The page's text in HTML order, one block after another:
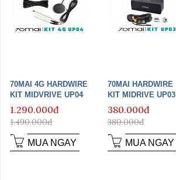
70MAI 4G HARDWIRE
KIT MIDVRIVE UP04
1.290.000đ
1.490.000đ
MUA NGAY
70MAI HARDWIRE
KIT MIDRIVE UP03
380.000đ
380.000đ
MUA NGAY